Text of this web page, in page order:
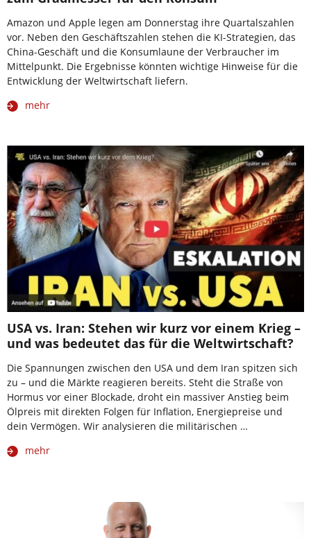
Amazon und Apple legen am Donnerstag ihre Quartalszahlen
vor. Neben den Geschäftszahlen stehen die KI-Strategien, das
China-Geschäft und die Konsumlaune der Verbraucher im
Mittelpunkt. Die Ergebnisse könnten wichtige Hinweise für die
Entwicklung der Weltwirtschaft liefern.
mehr
USA vs. Iran: Stehen wir kurz vor einem Krieg –
und was bedeutet das für die Weltwirtschaft?
Die Spannungen zwischen den USA und dem Iran spitzen sich
zu – und die Märkte reagieren bereits. Steht die Straße von
Hormus vor einer Blockade, droht ein massiver Anstieg beim
Ölpreis mit direkten Folgen für Inflation, Energiepreise und
dein Vermögen. Wir analysieren die militärischen …
mehr